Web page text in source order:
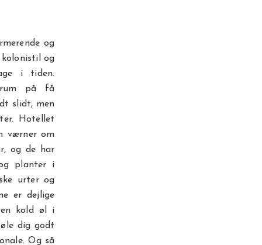
og
og
i tiden.
på få
slidt, men
Hotellet
værner om
og de har
planter i
urter og
er dejlige
en kold øl i
dig godt
Og så